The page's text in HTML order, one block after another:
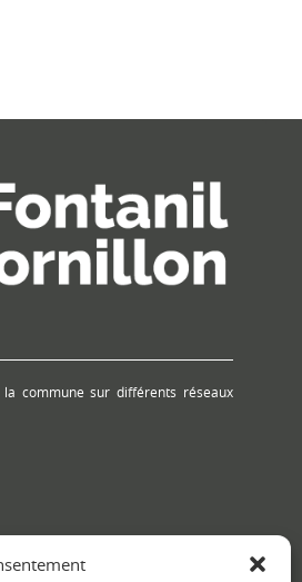
commune sur différents réseaux